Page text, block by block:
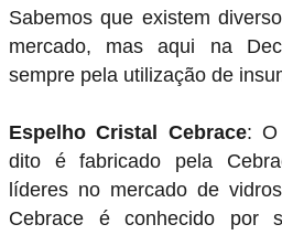
Sabemos que existem
mercado, mas aqui na
sempre pela utilização de
Espelho Cristal Cebrace: O
dito é fabricado pela
líderes no mercado de
Cebrace é conhecido por